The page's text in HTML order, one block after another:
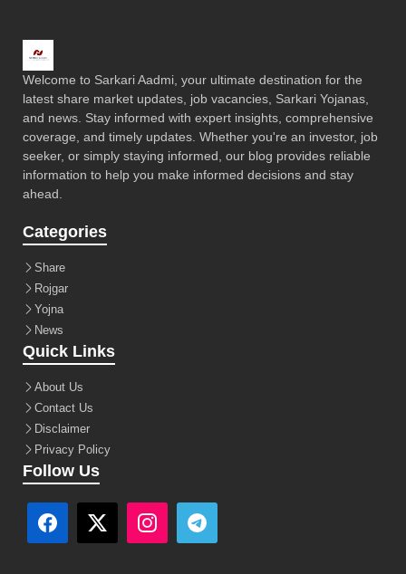
Welcome to Sarkari Aadmi, your ultimate destination for the
latest share market updates, job vacancies, Sarkari Yojanas,
and news. Stay informed with expert insights, comprehensive
coverage, and timely updates. Whether you're an investor, job
seeker, or simply staying informed, our blog provides reliable
information to help you make informed decisions and stay
ahead.
Categories
Share
Rojgar
Yojna
News
Quick Links
About Us
Contact Us
Disclaimer
Privacy Policy
Follow Us